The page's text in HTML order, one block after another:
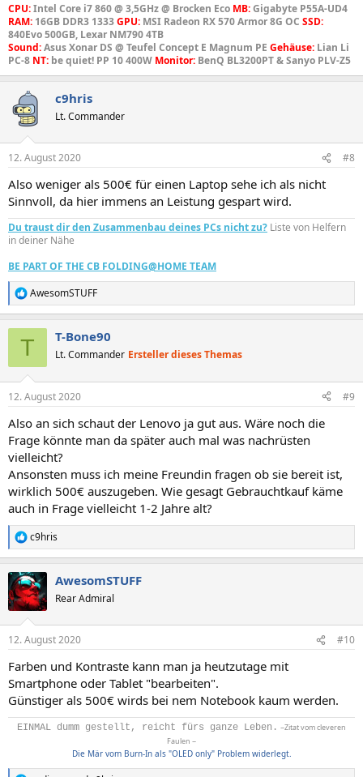
CPU:Intel Core i7 860 @ 3,5GHz @ Brocken Eco MB:Gigabyte P55A-UD4
RAM: 16GB DDR3 1333GPU: MSI Radeon RX 570 Armor 8G OC SSD:
840Evo 500GB, Lexar NM790 4TB
Sound:Asus Xonar DS @ Teufel Concept E Magnum PE Gehäuse: Lian Li
PC-8 NT: be quiet! PP 10 400W Monitor: BenQ BL3200PT & Sanyo PLV-Z5
c9hris
Lt. Commander
12. August 2020 #8
Also weniger als 500€ für einen Laptop sehe ich als nicht
Sinnvoll, da hier immens an Leistung gespart wird.
Du traust dir den Zusammenbau deines PCs nicht zu? Liste von Helfern
in deiner Nähe
BE PART OF THE CB FOLDING@HOME TEAM
R
e
e
:
AwesomSTUFF
T T-Bone90
Lt. Commander Ersteller dieses Themas
12. August 2020 #9
Also an sich schaut der Lenovo ja gut aus. Wäre noch die
Frage könnte man da später auch mal was nachrüsten
vielleicht?
Ansonsten muss ich meine Freundin fragen ob sie bereit ist,
wirklich 500€ auszugeben. Wie gesagt Gebrauchtkauf käme
auch in Frage vielleicht 1-2 Jahre alt?
R
e
k
t
i
e
:
c9hris
AwesomSTUFF
Rear Admiral
12. August 2020 #10
Farben und Kontraste kann man ja heutzutage mit
Smartphone oder Tablet "bearbeiten".
Günstiger als 500€ wirds bei nem Notebook kaum werden.
EINMAL dumm gestellt, reicht fürs ganze Leben. ~Zitat vom cleveren
Faulen ~
Die Mär vom Burn-In als "OLED only" Problem widerlegt.